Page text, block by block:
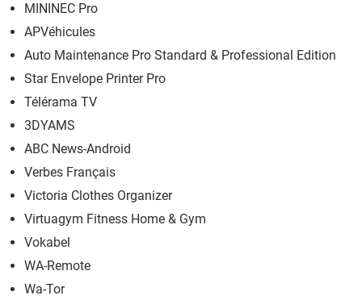
MININEC Pro
APVéhicules
Auto Maintenance Pro Standard & Professional Edition
Star Envelope Printer Pro
Télérama TV
3DYAMS
ABC News-Android
Verbes Français
Victoria Clothes Organizer
Virtuagym Fitness Home & Gym
Vokabel
WA-Remote
Wa-Tor